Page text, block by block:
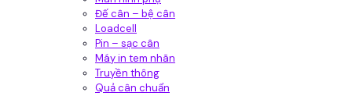
Đế cân – bệ cân
Loadcell
Pin – sạc cân
Máy in tem nhãn
Truyền thông
Quả cân chuẩn